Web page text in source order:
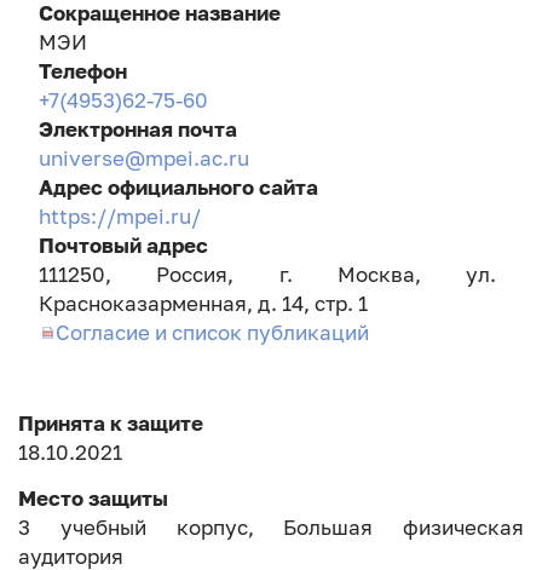
Сокращенное название
МЭИ
Телефон
+7(4953)62-75-60
Электронная почта
universe@mpei.ac.ru
Адрес официального сайта
https://mpei.ru/
Почтовый адрес
111250, Россия, г. Москва, ул.
Красноказарменная, д. 14, стр. 1
Согласие и список публикаций
Принята к защите
18.10.2021
Место защиты
3 учебный корпус, Большая физическая
аудитория